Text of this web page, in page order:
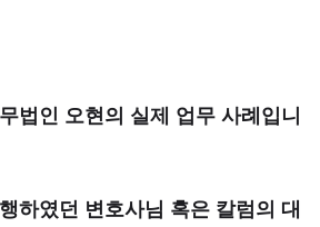
법인 오현의 실제 업무 사례입니
하였던 변호사님 혹은 칼럼의 대